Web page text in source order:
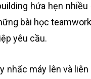
hứa hẹn
bài học
yêu cầu.
nhấc máy lên và liên